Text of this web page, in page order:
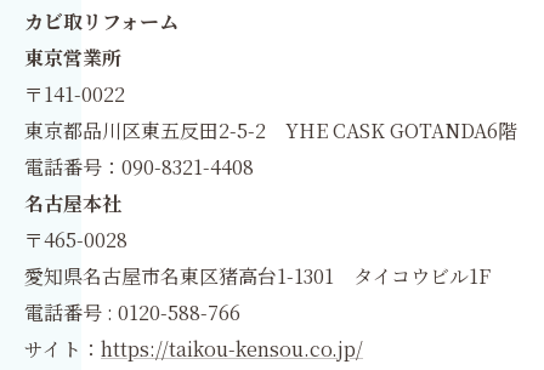
カビ取リフォーム
東京営業所
〒141-0022
東京都品川区東五反田2-5-2 YHE CASK GOTANDA6階
電話番号：090-8321-4408
名古屋本社
〒465-0028
愛知県名古屋市名東区猪高台1-1301 タイコウビル1F
電話番号 : 0120-588-766
サイト： https://taikou-kensou.co.jp/